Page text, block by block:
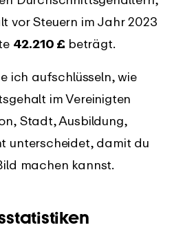
vor Steuern im Jahr 2023
42.210 £ beträgt.
ich aufschlüsseln, wie
im Vereinigten
Stadt, Ausbildung,
unterscheidet, damit du
machen kannst.